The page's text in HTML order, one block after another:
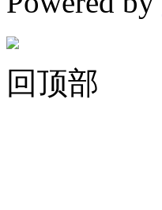
回顶部